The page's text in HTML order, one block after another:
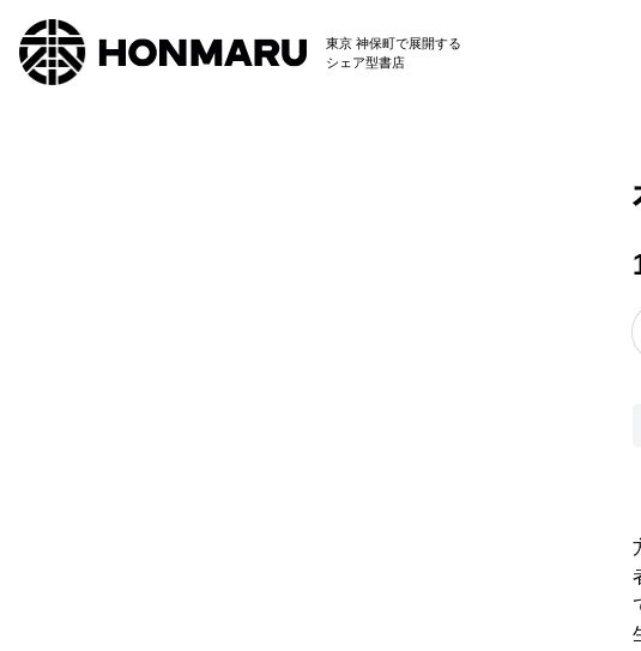
東京 神保町で展開する
シェア型書店